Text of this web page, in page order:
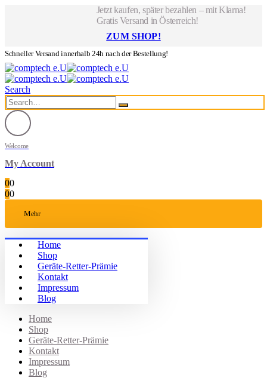
Jetzt kaufen, später bezahlen – mit Klarna!
Gratis Versand in Österreich!
ZUM SHOP!
Schneller Versand innerhalb 24h nach der Bestellung!
Search
Welcome
My Account
00
00
Mehr
Home
Shop
Geräte-Retter-Prämie
Kontakt
Impressum
Blog
Home
Shop
Geräte-Retter-Prämie
Kontakt
Impressum
Blog